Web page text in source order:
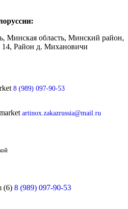
Минская область, Минский район,
Район д. Михановичи
8 (989) 097-90-53
artinox.zakazrussia@mail.ru
8 (989) 097-90-53